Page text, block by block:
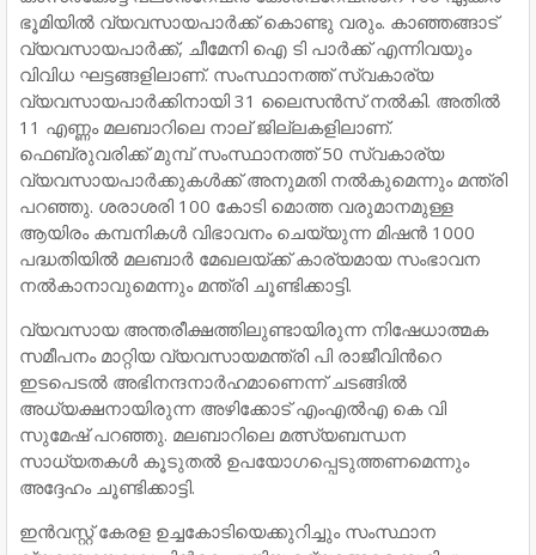
ഭൂമിയില്‍ വ്യവസായപാര്‍ക്ക് കൊണ്ടു വരും. കാഞ്ഞങ്ങാട്
വ്യവസായപാര്‍ക്ക്, ചീമേനി ഐ ടി പാര്‍ക്ക് എന്നിവയും
വിവിധ ഘട്ടങ്ങളിലാണ്. സംസ്ഥാനത്ത് സ്വകാര്യ
വ്യവസായപാര്‍ക്കിനായി 31 ലൈസന്‍സ് നല്‍കി. അതില്‍
11 എണ്ണം മലബാറിലെ നാല് ജില്ലകളിലാണ്.
ഫെബ്രുവരിക്ക് മുമ്പ് സംസ്ഥാനത്ത് 50 സ്വകാര്യ
വ്യവസായപാര്‍ക്കുകള്‍ക്ക് അനുമതി നല്‍കുമെന്നും മന്ത്രി
പറഞ്ഞു. ശരാശരി 100 കോടി മൊത്ത വരുമാനമുള്ള
ആയിരം കമ്പനികള്‍ വിഭാവനം ചെയ്യുന്ന മിഷന്‍ 1000
പദ്ധതിയില്‍ മലബാര്‍ മേഖലയ്ക്ക് കാര്യമായ സംഭാവന
നല്‍കാനാവുമെന്നും മന്ത്രി ചൂണ്ടിക്കാട്ടി.
വ്യവസായ അന്തരീക്ഷത്തിലുണ്ടായിരുന്ന നിഷേധാത്മക
സമീപനം മാറ്റിയ വ്യവസായമന്ത്രി പി രാജീവിന്‍റെ
ഇടപെടല്‍ അഭിനന്ദനാര്‍ഹമാണെന്ന് ചടങ്ങില്‍
അധ്യക്ഷനായിരുന്ന അഴിക്കോട് എംഎല്‍എ കെ വി
സുമേഷ് പറഞ്ഞു. മലബാറിലെ മത്സ്യബന്ധന
സാധ്യതകള്‍ കൂടുതല്‍ ഉപയോഗപ്പെടുത്തണമെന്നും
അദ്ദേഹം ചൂണ്ടിക്കാട്ടി.
ഇന്‍വസ്റ്റ് കേരള ഉച്ചകോടിയെക്കുറിച്ചും സംസ്ഥാന